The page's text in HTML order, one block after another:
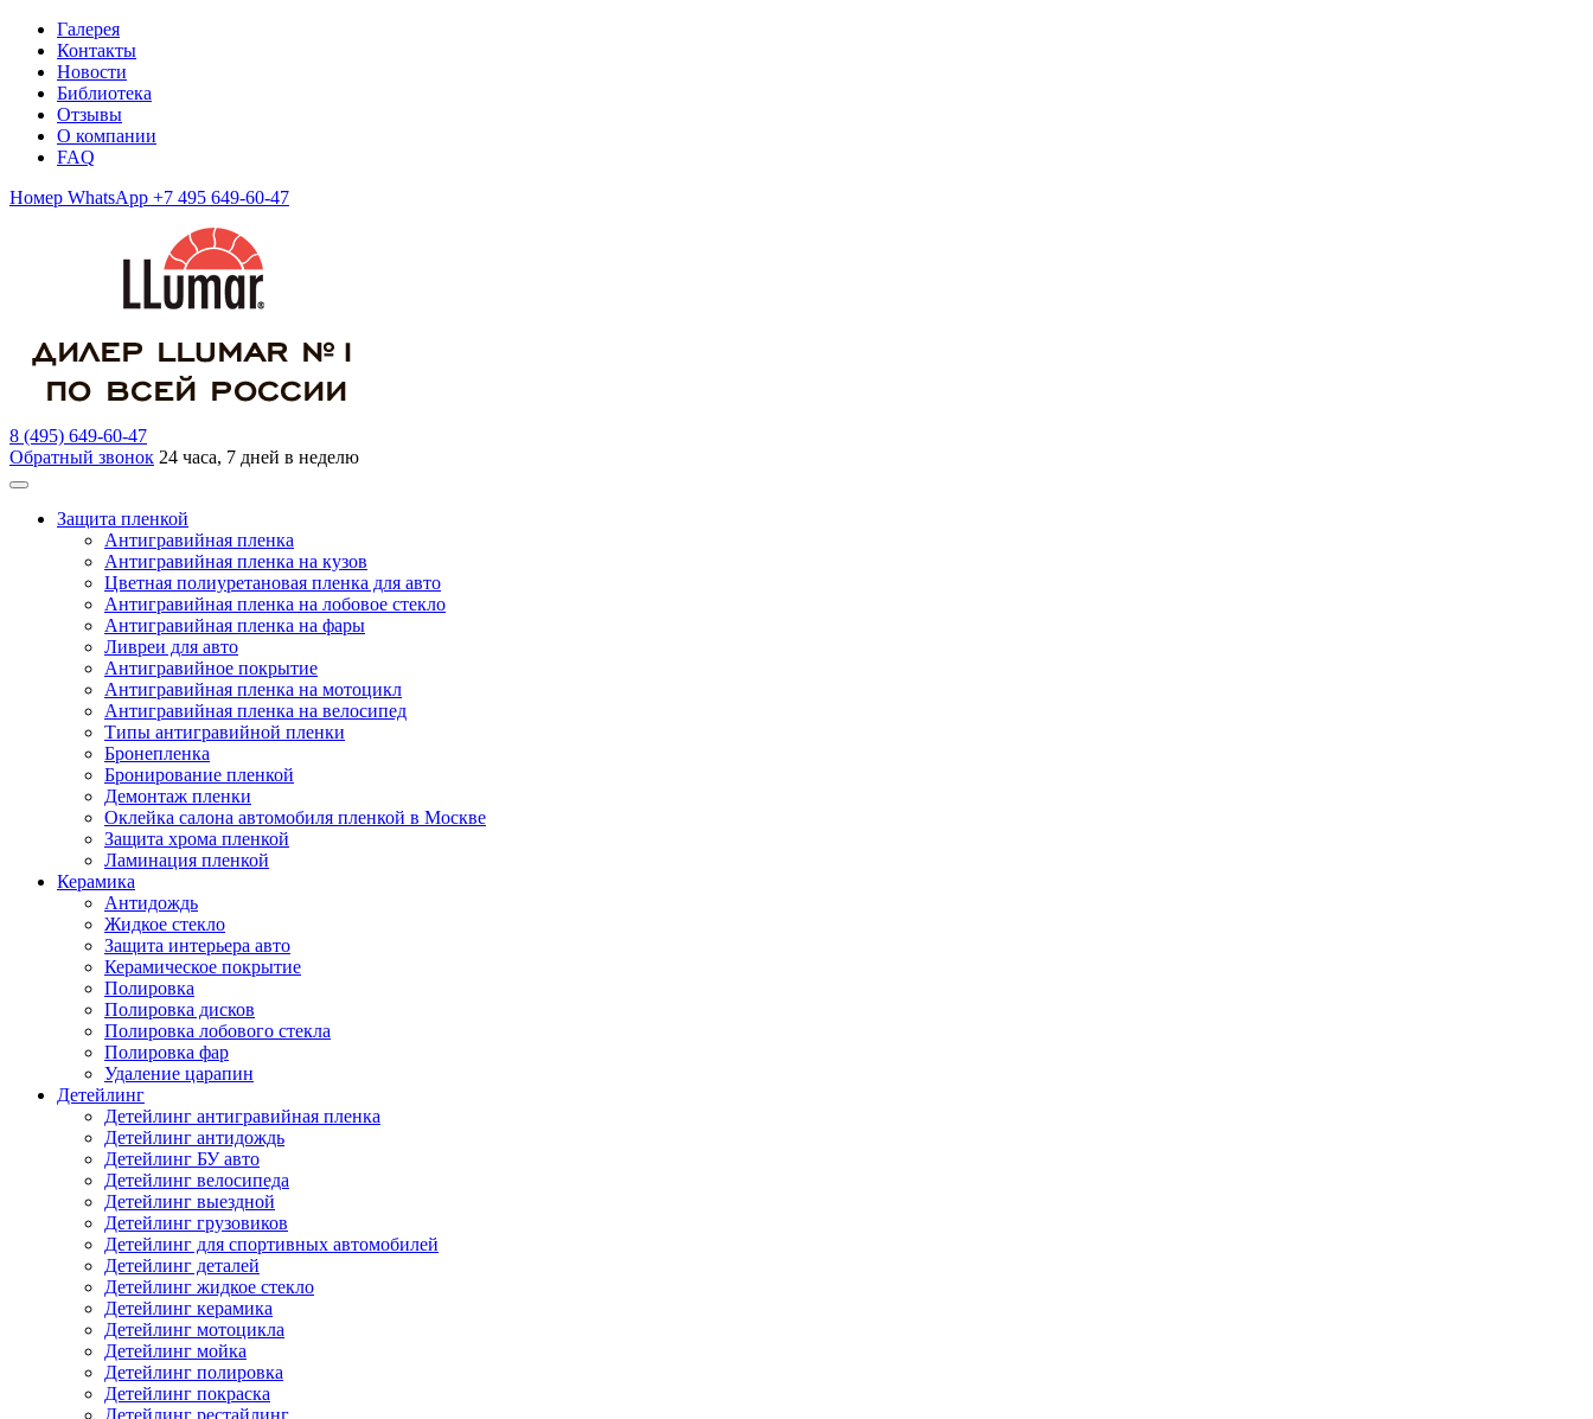
Галерея
Контакты
Новости
Библиотека
Отзывы
О компании
FAQ
Номер WhatsApp +7 495 649-60-47
8 (495) 649-60-47
Обратный звонок 24 часа, 7 дней в неделю
Защита пленкой
Антигравийная пленка
Антигравийная пленка на кузов
Цветная полиуретановая пленка для авто
Антигравийная пленка на лобовое стекло
Антигравийная пленка на фары
Ливреи для авто
Антигравийное покрытие
Антигравийная пленка на мотоцикл
Антигравийная пленка на велосипед
Типы антигравийной пленки
Бронепленка
Бронирование пленкой
Демонтаж пленки
Оклейка салона автомобиля пленкой в Москве
Защита хрома пленкой
Ламинация пленкой
Керамика
Антидождь
Жидкое стекло
Защита интерьера авто
Керамическое покрытие
Полировка
Полировка дисков
Полировка лобового стекла
Полировка фар
Удаление царапин
Детейлинг
Детейлинг антигравийная пленка
Детейлинг антидождь
Детейлинг БУ авто
Детейлинг велосипеда
Детейлинг выездной
Детейлинг грузовиков
Детейлинг для спортивных автомобилей
Детейлинг деталей
Детейлинг жидкое стекло
Детейлинг керамика
Детейлинг мотоцикла
Детейлинг мойка
Детейлинг полировка
Детейлинг покраска
Детейлинг рестайлинг